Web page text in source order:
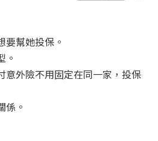
要幫她投保。
。
意外險不用固定在同一家，投保
係。